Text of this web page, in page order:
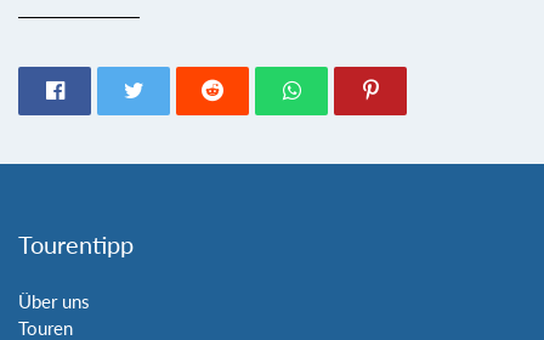
Tourentipp
Über uns
Touren